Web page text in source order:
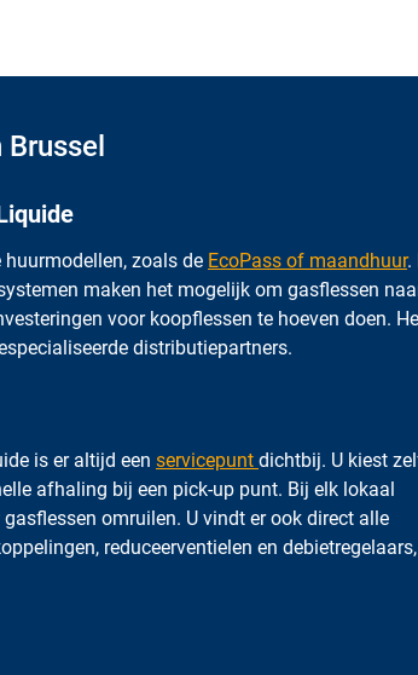
zoals de EcoPass of maandhuur.
maken het mogelijk om gasflessen
voor koopflessen te hoeven doen.
distributiepartners.
is er altijd een servicepunt dichtbij. U kiest
afhaling bij een pick-up punt. Bij elk lokaal
omruilen. U vindt er ook direct alle
reduceerventielen en debietregelaars,